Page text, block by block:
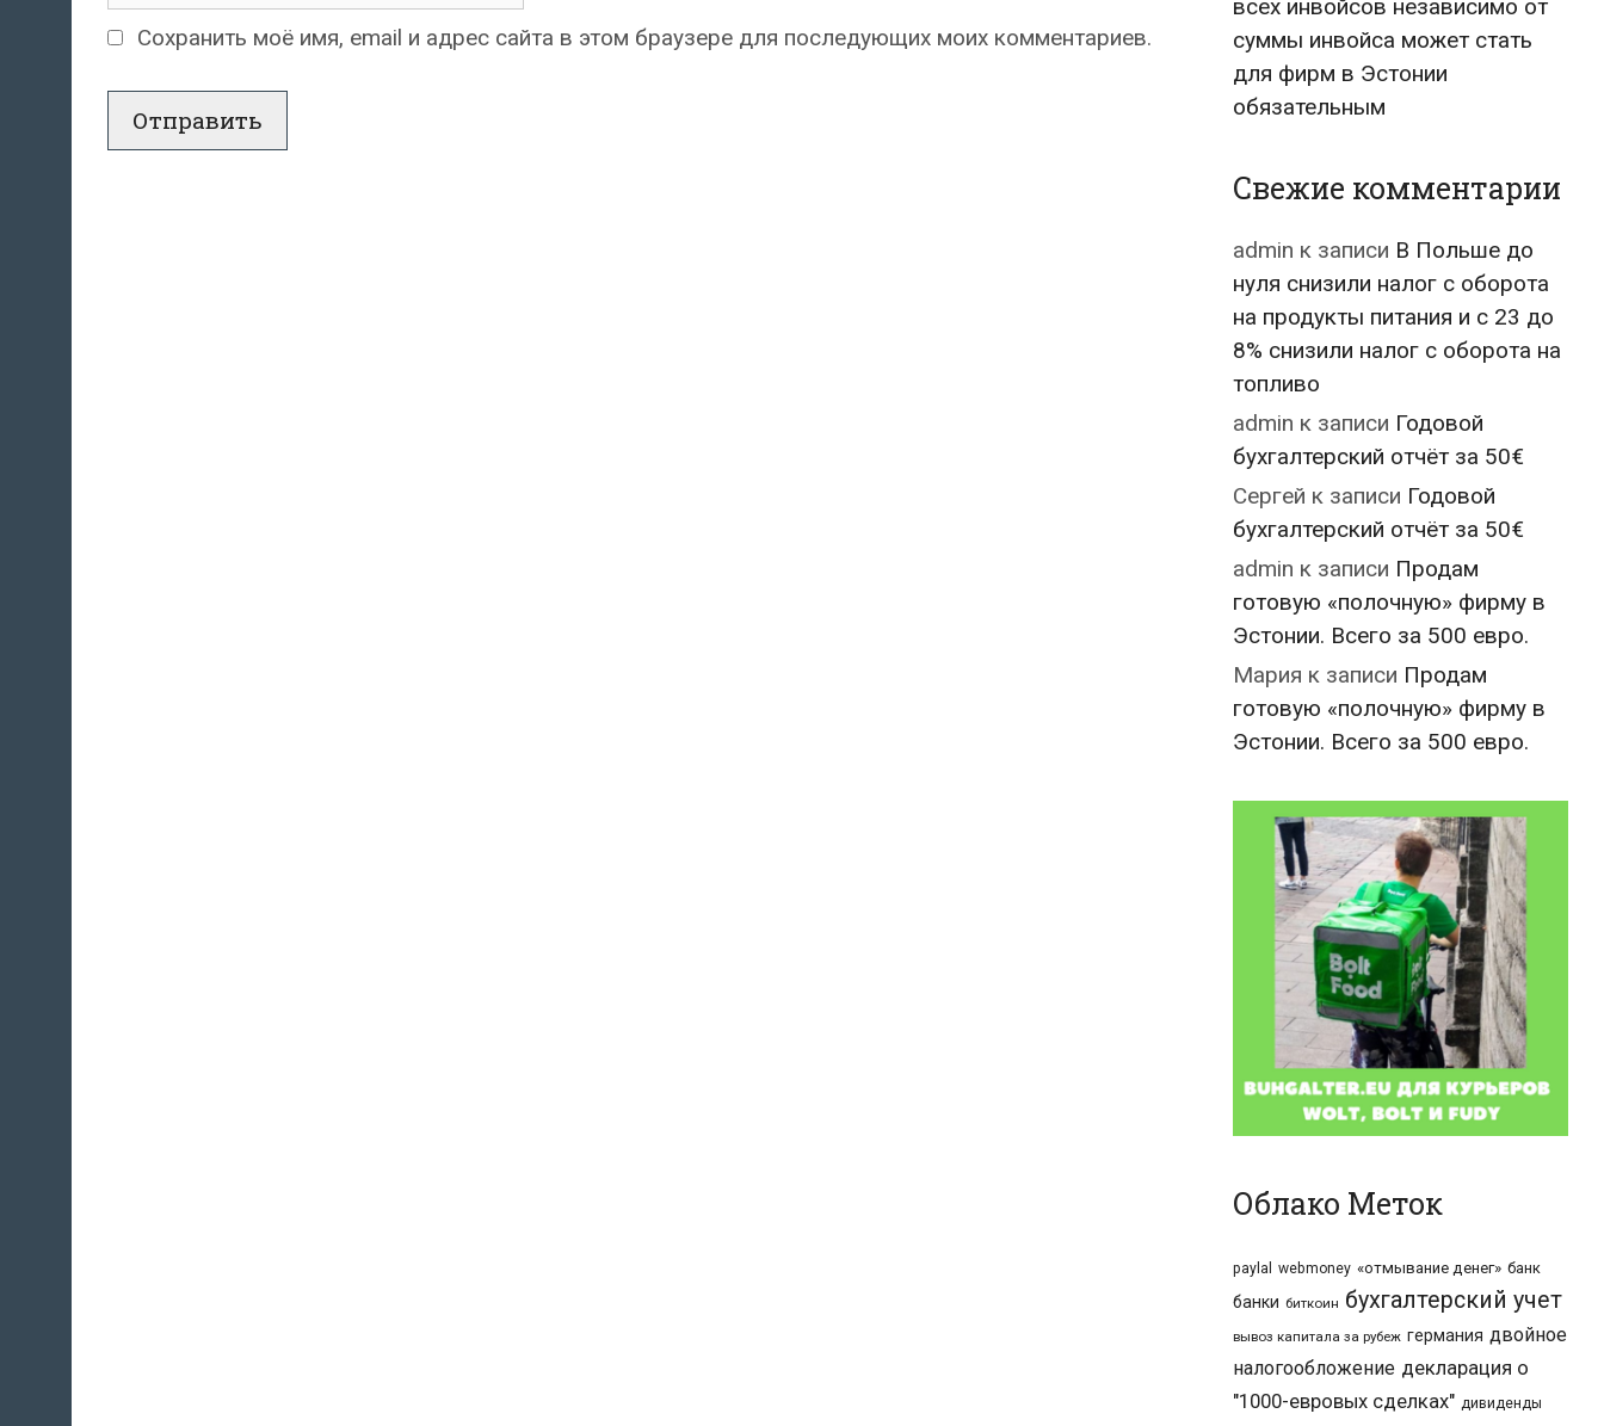
Сохранить моё имя, email и адрес сайта в этом браузере для последующих моих комментариев.
всех инвойсов независимо от
суммы инвойса может стать
для фирм в Эстонии
обязательным
Свежие комментарии
admin к записи В Польше до
нуля снизили налог с оборота
на продукты питания и с 23 до
8% снизили налог с оборота на
топливо
admin к записи Годовой
бухгалтерский отчёт за 50€
Сергей к записи Годовой
бухгалтерский отчёт за 50€
admin к записи Продам
готовую «полочную» фирму в
Эстонии. Всего за 500 евро.
Мария к записи Продам
готовую «полочную» фирму в
Эстонии. Всего за 500 евро.
Облако Меток
paylal webmoney «отмывание денег» банк
банки биткоин бухгалтерский учет
вывоз капитала за рубеж германия двойное
налогообложение декларация о
"1000-евровых сделках" дивиденды